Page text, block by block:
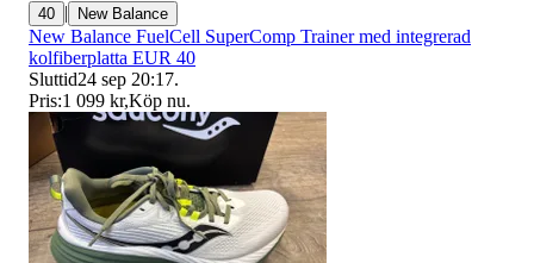
40 | New Balance
New Balance FuelCell SuperComp Trainer med integrerad
kolfiberplatta EUR 40
Sluttid24 sep 20:17.
Pris:1 099 kr,Köp nu.